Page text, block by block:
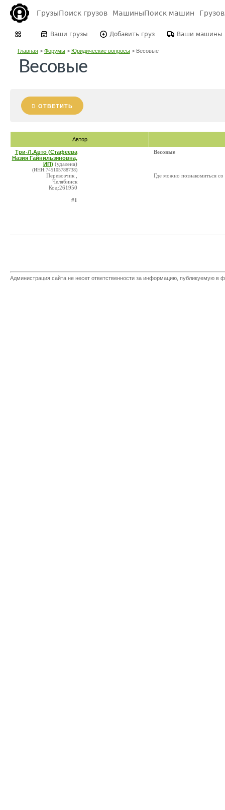
ГрузыПоиск грузов МашиныПоиск машин
Ваши грузы Добавить груз Ваши машины
Главная> Форумы> Юридические вопросы> Весовые
Весовые
ОТВЕТИТЬ
Автор
Три-Л.Авто (Стафеева
Назия Гайнильзяновна,
ИП) (удалена)
(ИНН:745105788738)
Перевозчик ,
Челябинск
Код:261950
#1
Весовые
Где можно познакомиться
Администрация сайта не несет ответственности за информацию, публикуемую